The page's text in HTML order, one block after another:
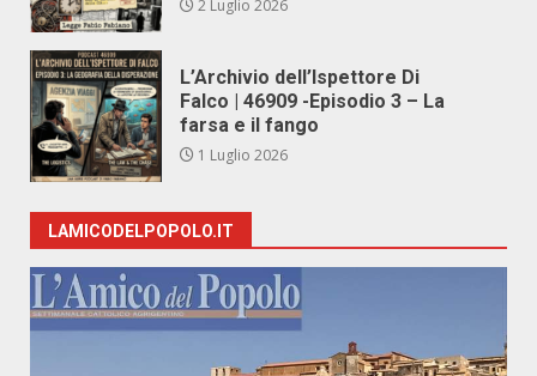
2 Luglio 2026
L’Archivio dell’Ispettore Di
Falco | 46909 -Episodio 3 – La
farsa e il fango
1 Luglio 2026
LAMICODELPOPOLO.IT